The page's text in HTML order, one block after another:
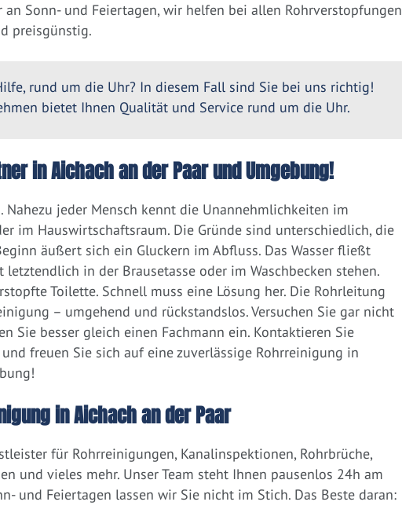
an Sonn- und Feiertagen, wir helfen bei allen Rohrverstopfungen
preisgünstig.
rund um die Uhr? In diesem Fall sind Sie bei uns richtig!
bietet Ihnen Qualität und Service rund um die Uhr.
in Aichach an der Paar und Umgebung!
jeder Mensch kennt die Unannehmlichkeiten im
im Hauswirtschaftsraum. Die Gründe sind unterschiedlich, die
äußert sich ein Gluckern im Abfluss. Das Wasser fließt
in der Brausetasse oder im Waschbecken stehen.
Toilette. Schnell muss eine Lösung her. Die Rohrleitung
– umgehend und rückstandslos. Versuchen Sie gar nicht
Sie besser gleich einen Fachmann ein. Kontaktieren Sie
freuen Sie sich auf eine zuverlässige Rohrreinigung in
in Aichach an der Paar
für Rohrreinigungen, Kanalinspektionen, Rohrbrüche,
und vieles mehr. Unser Team steht Ihnen pausenlos 24h am
und Feiertagen lassen wir Sie nicht im Stich. Das Beste daran: